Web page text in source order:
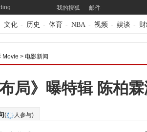
我的搜狐 邮件
文化 - 历史 - 体育 - NBA - 视频 - 娱谈 -
Movie > 电影新闻
布局》曝特辑 陈柏
( 人参与)